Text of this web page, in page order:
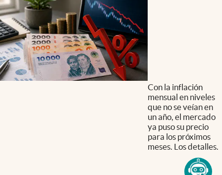
Con la inflación
mensual en niveles
que no se veían en
un año, el mercado
ya puso su precio
para los próximos
meses. Los detalles.